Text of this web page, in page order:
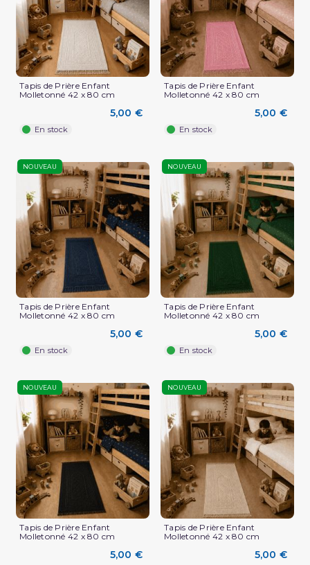
Tapis de Prière Enfant
Molletonné 42 x 80 cm
5,00 €
En stock
Tapis de Prière Enfant
Molletonné 42 x 80 cm
5,00 €
En stock
NOUVEAU
Tapis de Prière Enfant
Molletonné 42 x 80 cm
5,00 €
En stock
NOUVEAU
Tapis de Prière Enfant
Molletonné 42 x 80 cm
5,00 €
En stock
NOUVEAU
Tapis de Prière Enfant
Molletonné 42 x 80 cm
5,00 €
NOUVEAU
Tapis de Prière Enfant
Molletonné 42 x 80 cm
5,00 €